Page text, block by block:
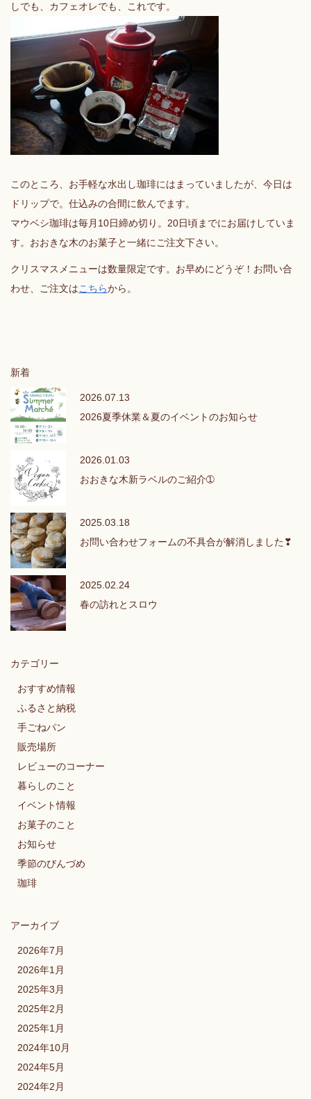
しでも、カフェオレでも、これです。
このところ、お手軽な水出し珈琲にはまっていましたが、今日は
ドリップで。仕込みの合間に飲んでます。
マウベシ珈琲は毎月10日締め切り。20日頃までにお届けしていま
す。おおきな木のお菓子と一緒にご注文下さい。
クリスマスメニューは数量限定です。お早めにどうぞ！お問い合
わせ、ご注文はこちらから。
新着
2026.07.13
2026夏季休業＆夏のイベントのお知らせ
2026.01.03
おおきな木新ラベルのご紹介➀
2025.03.18
お問い合わせフォームの不具合が解消しました❣
2025.02.24
春の訪れとスロウ
カテゴリー
おすすめ情報
ふるさと納税
手ごねパン
販売場所
レビューのコーナー
暮らしのこと
イベント情報
お菓子のこと
お知らせ
季節のびんづめ
珈琲
アーカイブ
2026年7月
2026年1月
2025年3月
2025年2月
2025年1月
2024年10月
2024年5月
2024年2月